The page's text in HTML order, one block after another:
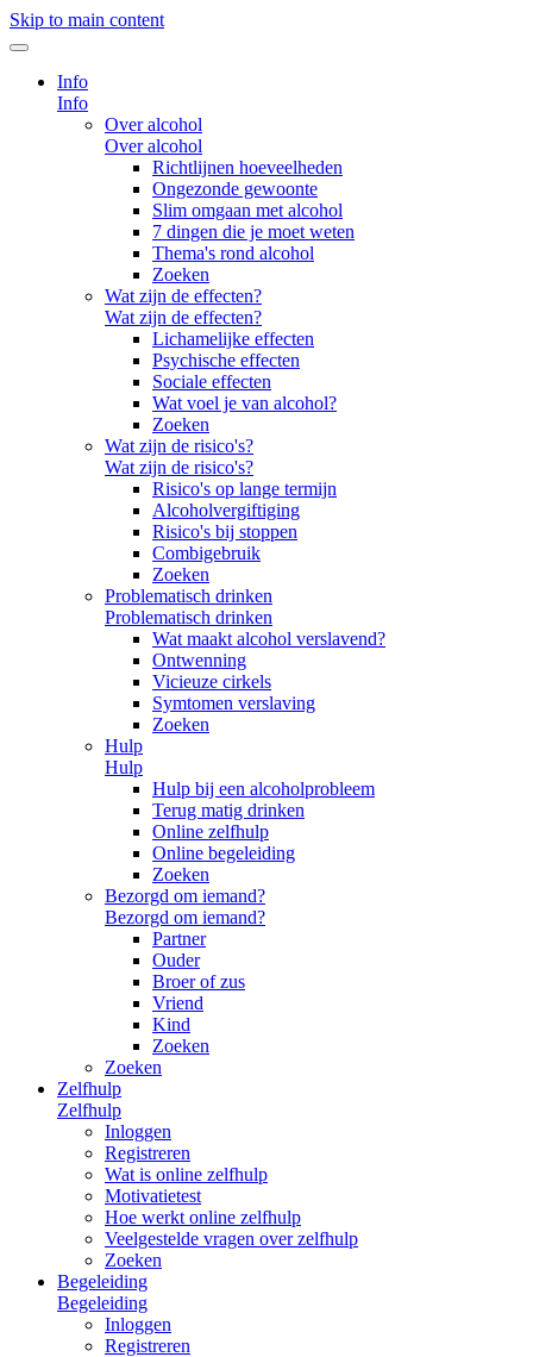
Skip to main content
Info
Info
Over alcohol
Over alcohol
Richtlijnen hoeveelheden
Ongezonde gewoonte
Slim omgaan met alcohol
7 dingen die je moet weten
Thema's rond alcohol
Zoeken
Wat zijn de effecten?
Wat zijn de effecten?
Lichamelijke effecten
Psychische effecten
Sociale effecten
Wat voel je van alcohol?
Zoeken
Wat zijn de risico's?
Wat zijn de risico's?
Risico's op lange termijn
Alcoholvergiftiging
Risico's bij stoppen
Combigebruik
Zoeken
Problematisch drinken
Problematisch drinken
Wat maakt alcohol verslavend?
Ontwenning
Vicieuze cirkels
Symtomen verslaving
Zoeken
Hulp
Hulp
Hulp bij een alcoholprobleem
Terug matig drinken
Online zelfhulp
Online begeleiding
Zoeken
Bezorgd om iemand?
Bezorgd om iemand?
Partner
Ouder
Broer of zus
Vriend
Kind
Zoeken
Zoeken
Zelfhulp
Zelfhulp
Inloggen
Registreren
Wat is online zelfhulp
Motivatietest
Hoe werkt online zelfhulp
Veelgestelde vragen over zelfhulp
Zoeken
Begeleiding
Begeleiding
Inloggen
Registreren